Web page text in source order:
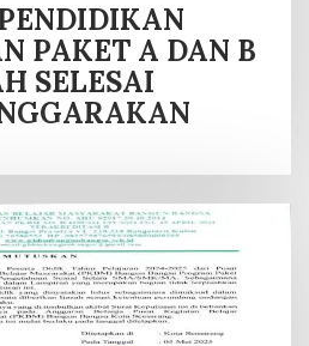
PAKET A DAN B
SELESAI